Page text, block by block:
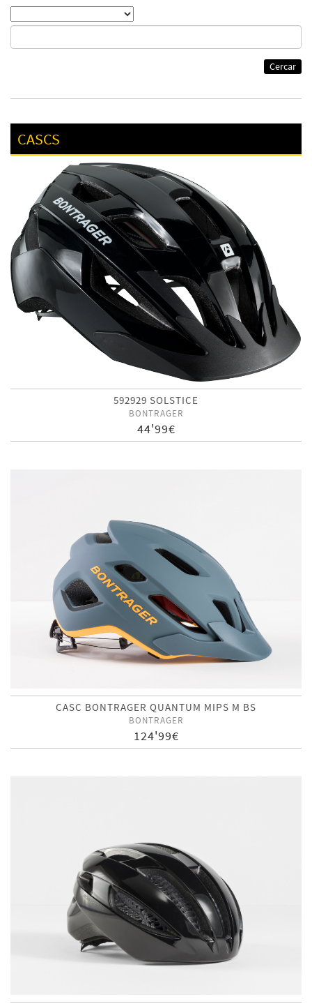
Cercar
CASCS
592929 SOLSTICE
BONTRAGER
44'99€
CASC BONTRAGER QUANTUM MIPS M BS
BONTRAGER
124'99€